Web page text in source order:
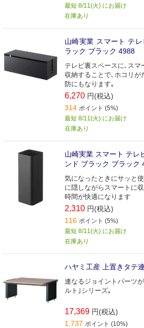
最短 8/11(火) にお届け
在庫あり
山崎実業 スマート テ
ラック ブラック 4988
テレビ裏スペースに､スマ
収納することで､ホコリ
防にもなります｡
6,270 円(税込)
314 ポイント (5%)
最短 8/11(火) にお届け
在庫あり
山崎実業 スマート テレ
ンド ブラック ブラック
気になったときにサッと
に隠しながらスマートに
時間が快適になります
2,310 円(税込)
116 ポイント (5%)
最短 8/11(火) にお届け
在庫あり
ハヤミ工産 上置きタテ
連なるジョイントパーツ
ルト｣シリーズ｡
17,369 円(税込)
1,737 ポイント (10%)